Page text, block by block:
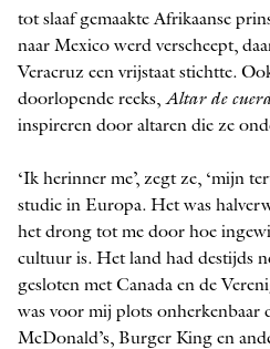
tot slaaf gemaakte Afrikaanse
naar Mexico werd verscheept,
Veracruz een vrijstaat stichtte.
doorlopende reeks, Altar de
inspireren door altaren die ze
‘Ik herinner me’, zegt ze, ‘mijn
studie in Europa. Het was
het drong tot me door hoe
cultuur is. Het land had destijds
gesloten met Canada en de
was voor mij plots onherkenbaar
McDonald’s, Burger King en